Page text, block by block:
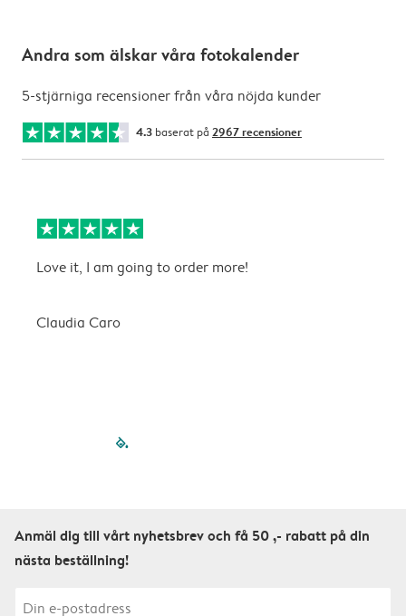
Andra som älskar våra fotokalender
5-stjärniga recensioner från våra nöjda kunder
4.3 baserat på 2967 recensioner
Love it, I am going to order more!
Claudia Caro
filled-pagination
Anmäl dig till vårt nyhetsbrev och få 50 ,- rabatt på din
nästa beställning!